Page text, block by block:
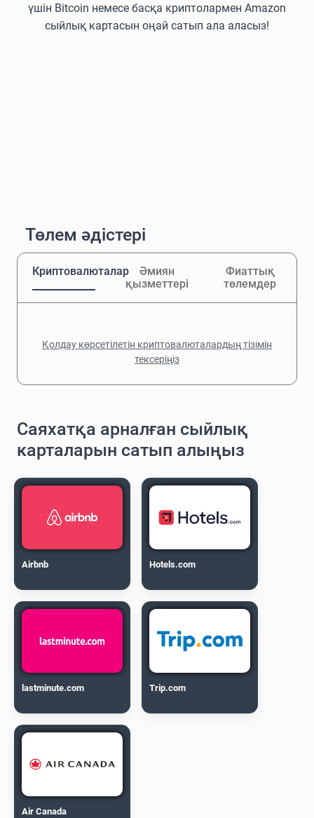
үшін Bitcoin немесе басқа криптолармен Amazon
сыйлық картасын оңай сатып ала аласыз!
Төлем әдістері
Криптовалюталар
Әмиян
қызметтері
Фиаттық
төлемдер
Қолдау көрсетілетін криптовалюталардың тізімін
тексеріңіз
Саяхатқа арналған сыйлық
карталарын сатып алыңыз
Airbnb Hotels.com
lastminute.com Trip.com
Air Canada